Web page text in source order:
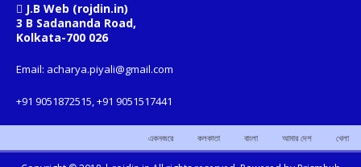
J.B Web (rojdin.in)
3 B Sadananda Road,
Kolkata-700 026
Email: acharya.piyali@gmail.com
+91 9051872515, +91 9051517441
একনজরে কলকাতা বাংলা আমার দেশ খেলা